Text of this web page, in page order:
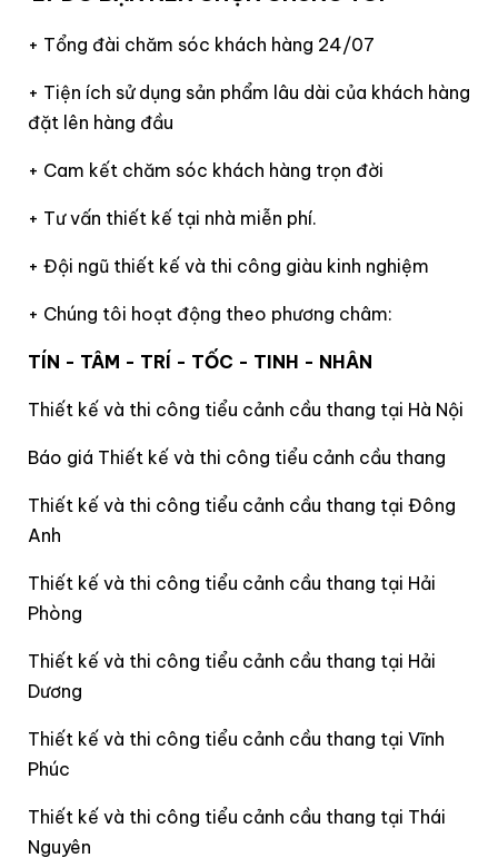
+ Tổng đài chăm sóc khách hàng 24/07
+ Tiện ích sử dụng sản phẩm lâu dài của khách hàng
đặt lên hàng đầu
+ Cam kết chăm sóc khách hàng trọn đời
+ Tư vấn thiết kế tại nhà miễn phí.
+ Đội ngũ thiết kế và thi công giàu kinh nghiệm
+ Chúng tôi hoạt động theo phương châm:
TÍN - TÂM - TRÍ - TỐC - TINH - NHÂN
Thiết kế và thi công tiểu cảnh cầu thang tại Hà Nội
Báo giá Thiết kế và thi công tiểu cảnh cầu thang
Thiết kế và thi công tiểu cảnh cầu thang tại Đông
Anh
Thiết kế và thi công tiểu cảnh cầu thang tại Hải
Phòng
Thiết kế và thi công tiểu cảnh cầu thang tại Hải
Dương
Thiết kế và thi công tiểu cảnh cầu thang tại Vĩnh
Phúc
Thiết kế và thi công tiểu cảnh cầu thang tại Thái
Nguyên